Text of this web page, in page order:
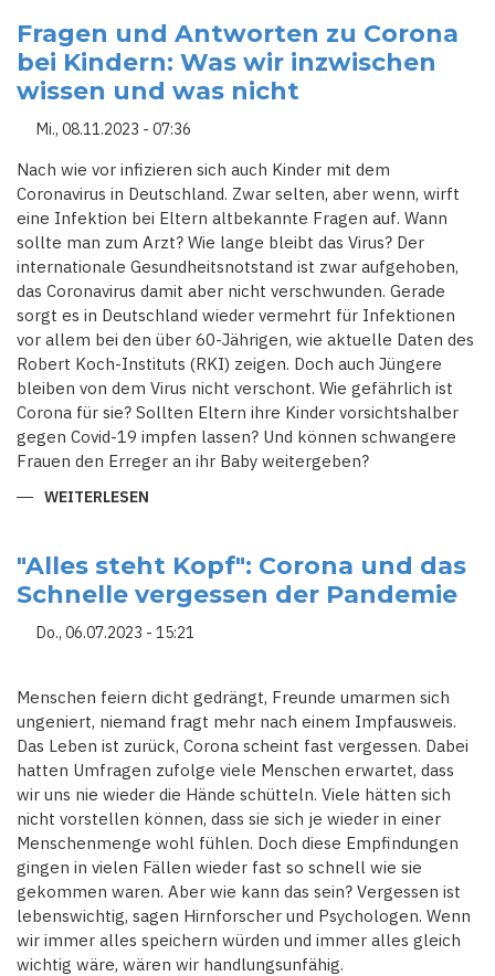
DROHT
GASTRONOMIE
EINE
PLEITEWELLE:
MEHR
ALS
15.000
RESTAURANTS
Fragen und Antworten zu Corona
bei Kindern: Was wir inzwischen
wissen und was nicht
Mi., 08.11.2023 - 07:36
Nach wie vor infizieren sich auch Kinder mit dem
Coronavirus in Deutschland. Zwar selten, aber wenn, wirft
eine Infektion bei Eltern altbekannte Fragen auf. Wann
sollte man zum Arzt? Wie lange bleibt das Virus? Der
internationale Gesundheitsnotstand ist zwar aufgehoben,
das Coronavirus damit aber nicht verschwunden. Gerade
sorgt es in Deutschland wieder vermehrt für Infektionen
vor allem bei den über 60-Jährigen, wie aktuelle Daten des
Robert Koch-Instituts (RKI) zeigen. Doch auch Jüngere
bleiben von dem Virus nicht verschont. Wie gefährlich ist
Corona für sie? Sollten Eltern ihre Kinder vorsichtshalber
gegen Covid-19 impfen lassen? Und können schwangere
Frauen den Erreger an ihr Baby weitergeben?
WEITERLESEN
ZU
CORONA
BEI
KINDERN:
WIR
WAS
NICHT
"Alles steht Kopf": Corona und das
Schnelle vergessen der Pandemie
Do., 06.07.2023 - 15:21
Menschen feiern dicht gedrängt, Freunde umarmen sich
ungeniert, niemand fragt mehr nach einem Impfausweis.
Das Leben ist zurück, Corona scheint fast vergessen. Dabei
hatten Umfragen zufolge viele Menschen erwartet, dass
wir uns nie wieder die Hände schütteln. Viele hätten sich
nicht vorstellen können, dass sie sich je wieder in einer
Menschenmenge wohl fühlen. Doch diese Empfindungen
gingen in vielen Fällen wieder fast so schnell wie sie
gekommen waren. Aber wie kann das sein? Vergessen ist
lebenswichtig, sagen Hirnforscher und Psychologen. Wenn
wir immer alles speichern würden und immer alles gleich
wichtig wäre, wären wir handlungsunfähig.